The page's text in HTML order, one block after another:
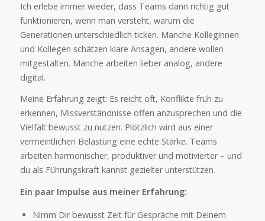
Ich erlebe immer wieder, dass Teams dann richtig gut
funktionieren, wenn man versteht, warum die
Generationen unterschiedlich ticken. Manche Kolleginnen
und Kollegen schätzen klare Ansagen, andere wollen
mitgestalten. Manche arbeiten lieber analog, andere
digital.
Meine Erfahrung zeigt: Es reicht oft, Konflikte früh zu
erkennen, Missverständnisse offen anzusprechen und die
Vielfalt bewusst zu nutzen. Plötzlich wird aus einer
vermeintlichen Belastung eine echte Stärke. Teams
arbeiten harmonischer, produktiver und motivierter – und
du als Führungskraft kannst gezielter unterstützen.
Ein paar Impulse aus meiner Erfahrung:
Nimm Dir bewusst Zeit für Gespräche mit Deinem